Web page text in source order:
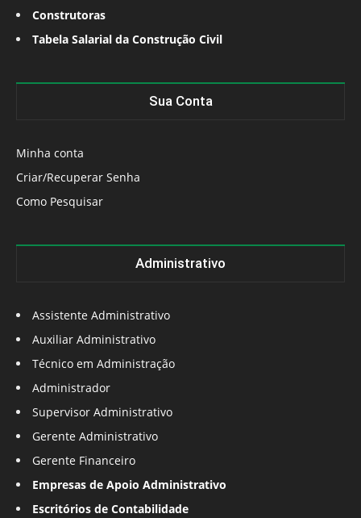
Construtoras
Tabela Salarial da Construção Civil
Sua Conta
Minha conta
Criar/Recuperar Senha
Como Pesquisar
Administrativo
Assistente Administrativo
Auxiliar Administrativo
Técnico em Administração
Administrador
Supervisor Administrativo
Gerente Administrativo
Gerente Financeiro
Empresas de Apoio Administrativo
Escritórios de Contabilidade